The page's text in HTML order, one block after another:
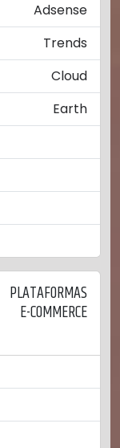
Adsense
Trends
Cloud
Earth
PLATAFORMAS
E-COMMERCE